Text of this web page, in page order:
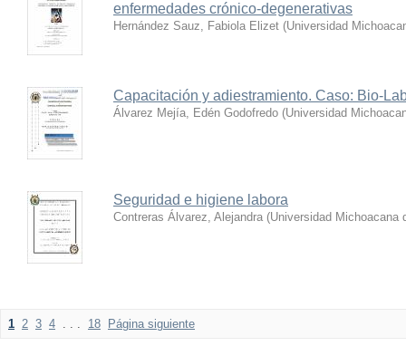
enfermedades crónico-degenerativas
Hernández Sauz, Fabiola Elizet (Universidad
Capacitación y adiestramiento. Caso: Bio-
Álvarez Mejía, Edén Godofredo (Universidad
Seguridad e higiene labora
Contreras Álvarez, Alejandra (Universidad Michoacana
1 2 3 4 . . . 18 Página siguiente